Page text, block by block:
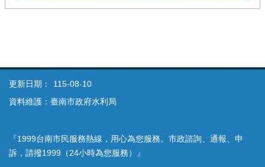
更新日期：
115-08-10
資料維護：臺南市政府水利局
『1999台南市民服務熱線，用心為您服務。市政諮詢、通報、申
訴，請撥1999（24小時為您服務）』